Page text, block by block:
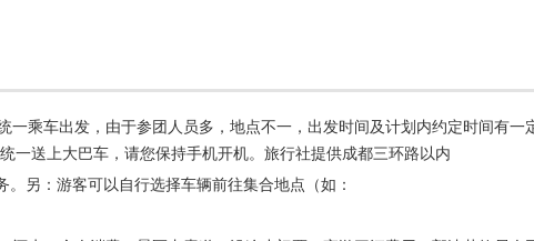
乘车出发，由于参团人员多，地点不一，出发时间及计划内约定时间有
一送上大巴车，请您保持手机开机。旅行社提供成都三环路以内
另：游客可以自行选择车辆前往集合地点（如：